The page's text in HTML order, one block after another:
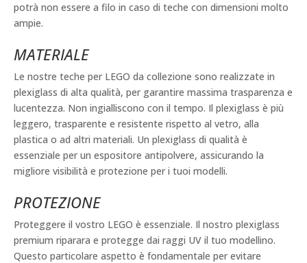
potrà non essere a filo in caso di teche con dimensioni molto
ampie.
MATERIALE
Le nostre teche per LEGO da collezione sono realizzate in
plexiglass di alta qualità, per garantire massima trasparenza e
lucentezza. Non ingialliscono con il tempo. Il plexiglass è più
leggero, trasparente e resistente rispetto al vetro, alla
plastica o ad altri materiali. Un plexiglass di qualità è
essenziale per un espositore antipolvere, assicurando la
migliore visibilità e protezione per i tuoi modelli.
PROTEZIONE
Proteggere il vostro LEGO è essenziale. Il nostro plexiglass
premium riparara e protegge dai raggi UV il tuo modellino.
Questo particolare aspetto è fondamentale per evitare